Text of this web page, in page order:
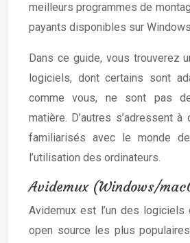
meilleurs programmes de
payants disponibles sur
Dans ce guide, vous trouverez
logiciels, dont certains sont
comme vous, ne sont pas
matière. D’autres s’adressent
familiarisés avec le monde
l’utilisation des ordinateurs.
Avidemux (Windows/
Avidemux est l’un des logiciels
open source les plus